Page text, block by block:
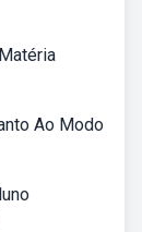
Ao Modo